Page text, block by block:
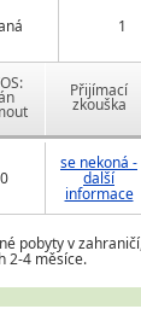
1
Přijímací
zkouška
se nekoná -
další
informace
pobyty v
2-4 měsíce.